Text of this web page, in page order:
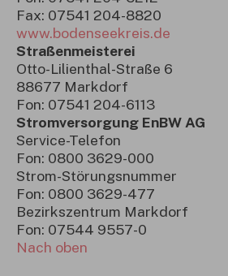
Fax: 07541 204-8820
www.bodenseekreis.de
Straßenmeisterei
Otto-Lilienthal-Straße 6
88677 Markdorf
Fon: 07541 204-6113
Stromversorgung EnBW AG
Service-Telefon
Fon: 0800 3629-000
Strom-Störungsnummer
Fon: 0800 3629-477
Bezirkszentrum Markdorf
Fon: 07544 9557-0
Nach oben